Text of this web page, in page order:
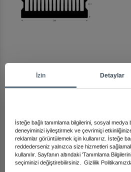
Diğer Ürünleri İnceleyin
İzin Detaylar
İsteğe bağlı tanımlama bilgilerini, sosyal medya
deneyiminizi iyileştirmek ve çevrimiçi
reklamlar görüntülemek için kullanırız. İsteğe
reddederseniz yalnızca size hizmetleri
kullanılır. Sayfanın altındaki 'Tanımlama
seçiminizi değiştirebilirsiniz. Gizlilik